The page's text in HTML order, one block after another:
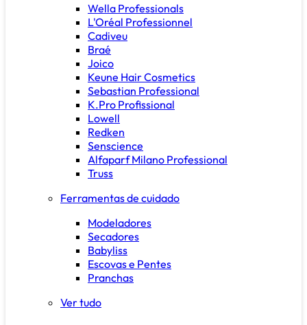
Wella Professionals
L'Oréal Professionnel
Cadiveu
Braé
Joico
Keune Hair Cosmetics
Sebastian Professional
K.Pro Profissional
Lowell
Redken
Senscience
Alfaparf Milano Professional
Truss
Ferramentas de cuidado
Modeladores
Secadores
Babyliss
Escovas e Pentes
Pranchas
Ver tudo